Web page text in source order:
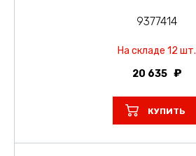
9377414
На складе 12 шт.
20 635
КУПИТЬ